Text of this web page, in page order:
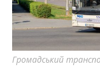
Громадський